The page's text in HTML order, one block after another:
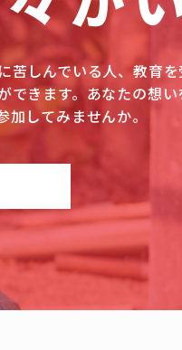
苦しんでいる人、教育
できます。あなたの想
してみませんか。